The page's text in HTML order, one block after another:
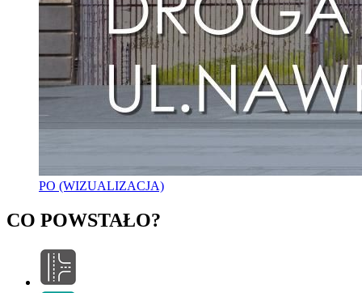
PO (WIZUALIZACJA)
CO POWSTAŁO?